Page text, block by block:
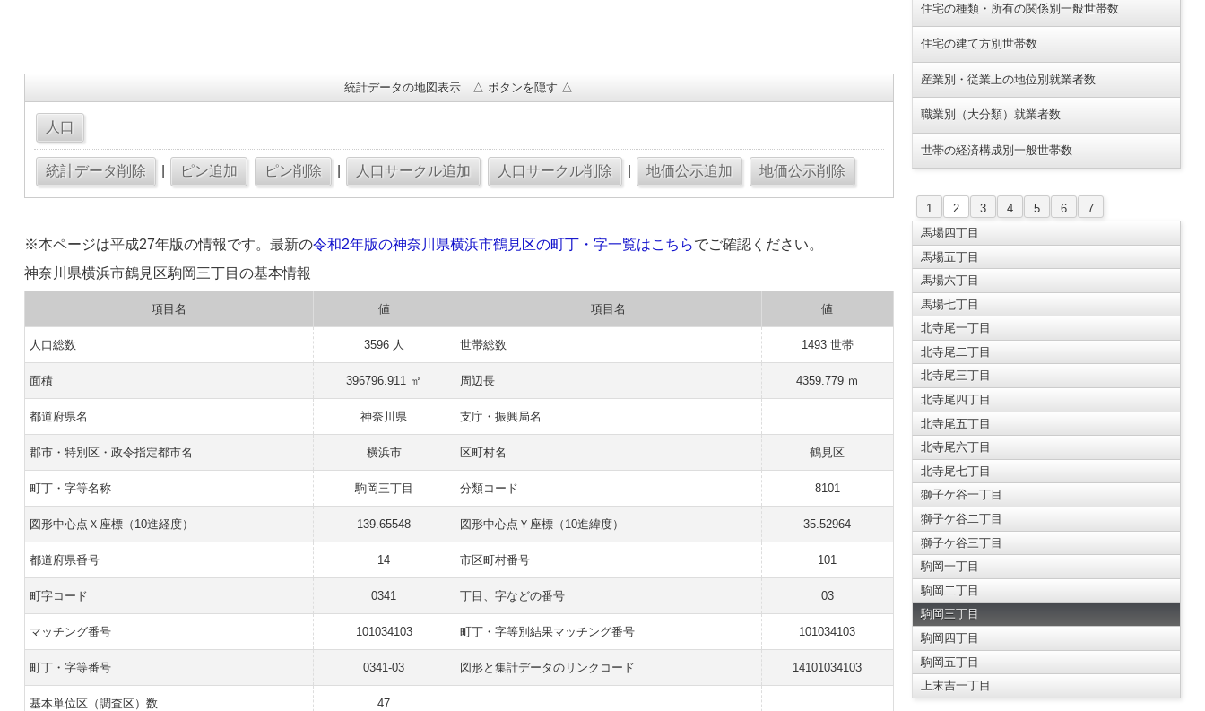
統計データの地図表示 △ ボタンを隠す △
※本ページは平成27年版の情報です。最新の令和2年版の神奈川県横浜市鶴見区の町丁・字一覧はこちらでご確認ください。
神奈川県横浜市鶴見区駒岡三丁目の基本情報
項目名 値 項目名 値
人口総数 3596 人 世帯総数 1493 世帯
面積 396796.911 ㎡ 周辺長 4359.779 ｍ
都道府県名 神奈川県 支庁・振興局名
郡市・特別区・政令指定都市名 横浜市 区町村名 鶴見区
町丁・字等名称 駒岡三丁目 分類コード 8101
図形中心点Ｘ座標（10進経度） 139.65548 図形中心点Ｙ座標（10進緯度） 35.52964
都道府県番号 14 市区町村番号 101
町字コード 0341 丁目、字などの番号 03
マッチング番号 101034103 町丁・字等別結果マッチング番号 101034103
町丁・字等番号 0341-03 図形と集計データのリンクコード 14101034103
基本単位区（調査区）数 47
住宅の種類・所有の関係別一般世帯数
住宅の建て方別世帯数
産業別・従業上の地位別就業者数
職業別（大分類）就業者数
世帯の経済構成別一般世帯数
1 2 3 4 5 6
7
馬場四丁目
馬場五丁目
馬場六丁目
馬場七丁目
北寺尾一丁目
北寺尾二丁目
北寺尾三丁目
北寺尾四丁目
北寺尾五丁目
北寺尾六丁目
北寺尾七丁目
獅子ケ谷一丁目
獅子ケ谷二丁目
獅子ケ谷三丁目
駒岡一丁目
駒岡二丁目
駒岡三丁目
駒岡四丁目
駒岡五丁目
上末吉一丁目